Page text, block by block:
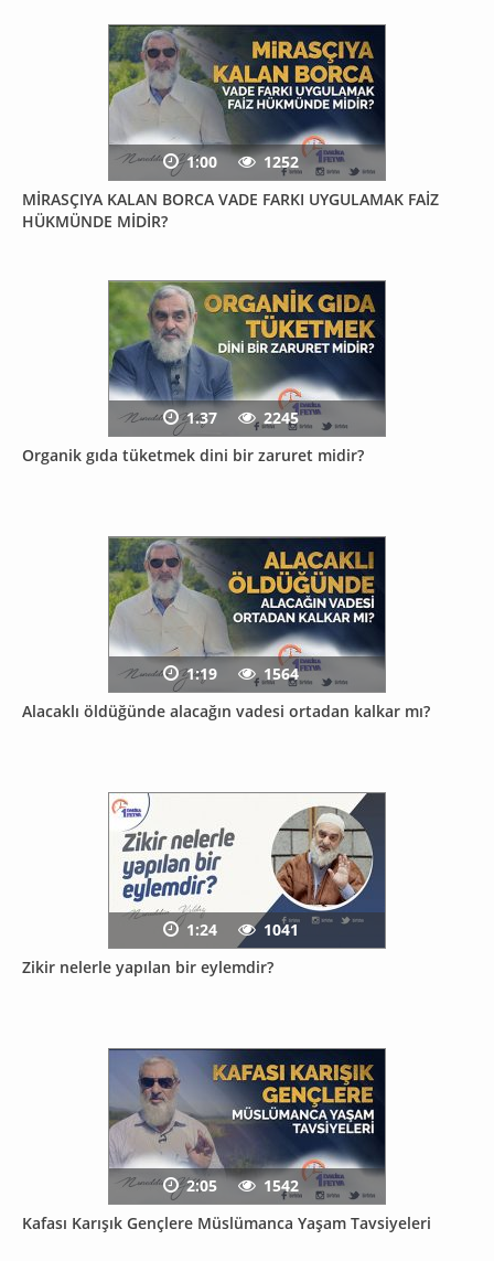
MİRASÇIYA KALAN BORCA VADE FARKI UYGULAMAK FAİZ
HÜKMÜNDE MİDİR?
1:00 1252
Organik gıda tüketmek dini bir zaruret midir?
1.37 2245
Alacaklı öldüğünde alacağın vadesi ortadan kalkar mı?
1:19 1564
Zikir nelerle yapılan bir eylemdir?
1:24 1041
Kafası Karışık Gençlere Müslümanca Yaşam Tavsiyeleri
2:05 1542